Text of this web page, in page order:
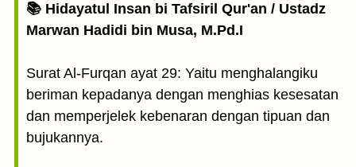
📚 Hidayatul Insan bi Tafsiril Qur'an / Ustadz
Marwan Hadidi bin Musa, M.Pd.I
Surat Al-Furqan ayat 29: Yaitu menghalangiku
beriman kepadanya dengan menghias kesesatan
dan memperjelek kebenaran dengan tipuan dan
bujukannya.